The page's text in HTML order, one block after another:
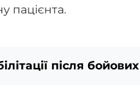
пацієнта.
після